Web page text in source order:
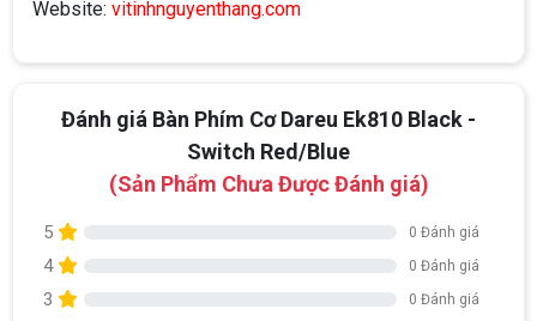
Website: vitinhnguyenthang.com
Đánh giá Bàn Phím Cơ Dareu Ek810 Black -
Switch Red/Blue
(Sản Phẩm Chưa Được Đánh giá)
5 0 Đánh giá
4 0 Đánh giá
3 0 Đánh giá